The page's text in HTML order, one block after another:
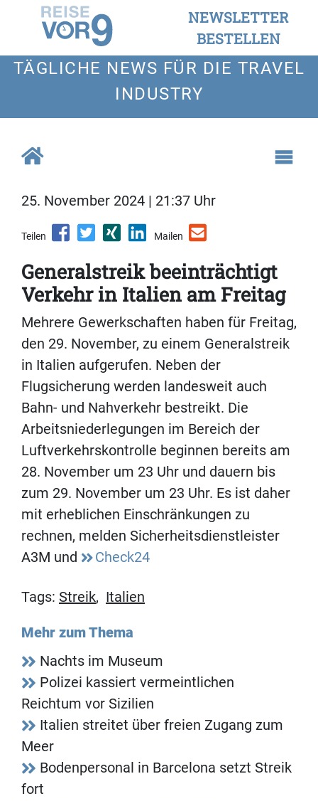
NEWSLETTER
BESTELLEN
TÄGLICHE NEWS FÜR DIE TRAVEL
INDUSTRY
25. November 2024 | 21:37 Uhr
Teilen Mailen
Generalstreik beeinträchtigt
Verkehr in Italien am Freitag
Mehrere Gewerkschaften haben für Freitag,
den 29. November, zu einem Generalstreik
in Italien aufgerufen. Neben der
Flugsicherung werden landesweit auch
Bahn- und Nahverkehr bestreikt. Die
Arbeitsniederlegungen im Bereich der
Luftverkehrskontrolle beginnen bereits am
28. November um 23 Uhr und dauern bis
zum 29. November um 23 Uhr. Es ist daher
mit erheblichen Einschränkungen zu
rechnen, melden Sicherheitsdienstleister
A3M und
Check24
Tags: Streik, Italien
Mehr zum Thema
Nachts im Museum
Polizei kassiert vermeintlichen
Reichtum vor Sizilien
Italien streitet über freien Zugang zum
Meer
Bodenpersonal in Barcelona setzt Streik
fort